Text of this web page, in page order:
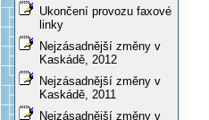
Ukončení provozu faxové
linky
Nejzásadnější změny v
Kaskádě, 2012
Nejzásadnější změny v
Kaskádě, 2011
Nejzásadnější změny v